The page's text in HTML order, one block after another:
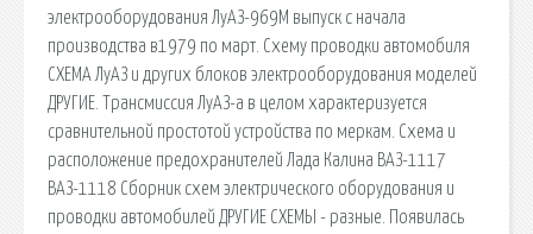
электрооборудования ЛуАЗ-969М выпуск с начала
производства в1979 по март. Схему проводки автомобиля
СХЕМА ЛуАЗ и других блоков электрооборудования моделей
ДРУГИЕ. Трансмиссия ЛуАЗ-а в целом характеризуется
сравнительной простотой устройства по меркам. Схема и
расположение предохранителей Лада Калина ВАЗ-1117
ВАЗ-1118 Сборник схем электрического оборудования и
проводки автомобилей ДРУГИЕ СХЕМЫ - разные. Появилась